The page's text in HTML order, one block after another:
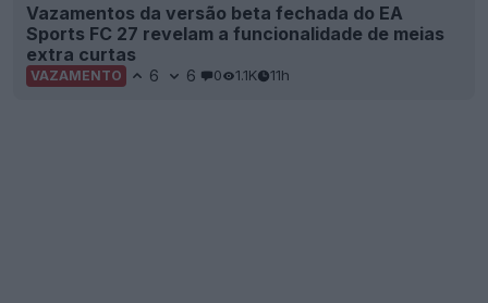
Vazamentos da versão beta fechada do EA
Sports FC 27 revelam a funcionalidade de meias
extra curtas
VAZAMENTO 6 6 0 1.1K 11h